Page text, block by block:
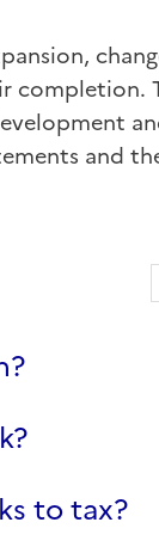
completion.
and
to tax?